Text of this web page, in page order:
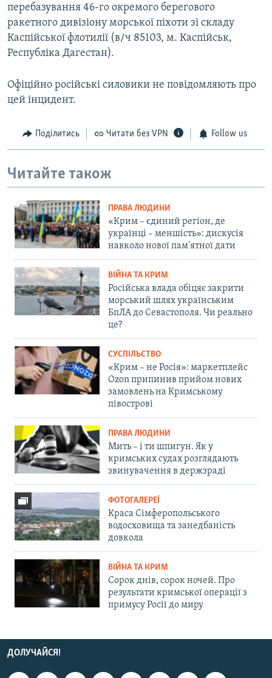
перебазування 46-го окремого берегового
ракетного дивізіону морської піхоти зі складу
Каспійської флотилії (в/ч 85103, м. Каспійськ,
Республіка Дагестан).
Офіційно російські силовики не повідомляють про
цей інцидент.
Поділитись Читати без VPN Follow us
Читайте також
ПРАВА ЛЮДИНИ
«Крим – єдиний регіон, де
українці – меншість»: дискусія
навколо нової пам'ятної дати
ВІЙНА ТА КРИМ
Російська влада обіцяє закрити
морський шлях українським
БпЛА до Севастополя. Чи реально
це?
СУСПІЛЬСТВО
«Крим – не Росія»: маркетплейс
Ozon припинив прийом нових
замовлень на Кримському
півострові
ПРАВА ЛЮДИНИ
Мить – і ти шпигун. Як у
кримських судах розглядають
звинувачення в держзраді
ФОТОГАЛЕРЕЇ
Краса Сімферопольського
водосховища та занедбаність
довкола
ВІЙНА ТА КРИМ
Сорок днів, сорок ночей. Про
результати кримської операції з
примусу Росії до миру
ДОЛУЧАЙСЯ!